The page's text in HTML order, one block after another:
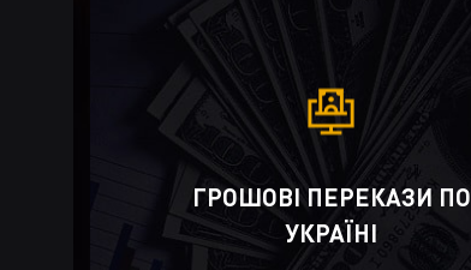
ГРОШОВІ ПЕРЕКАЗИ ПО
УКРАЇНІ